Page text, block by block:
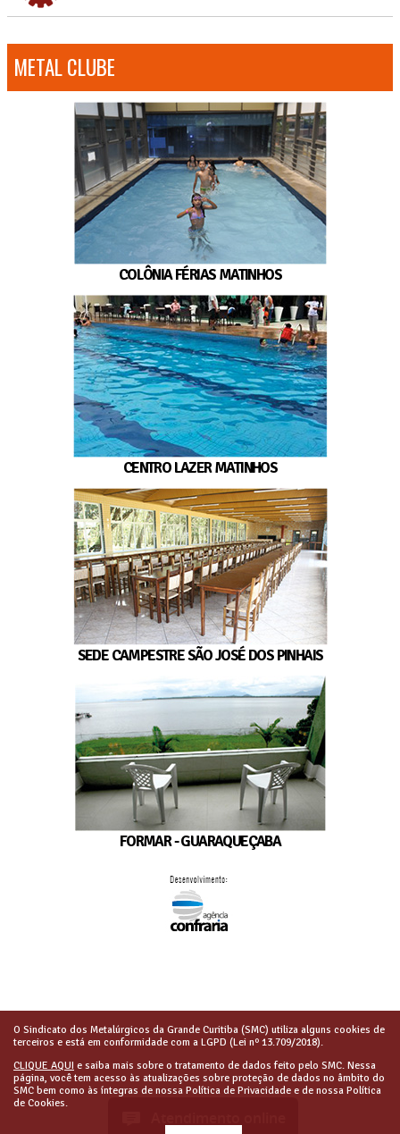
METAL CLUBE
COLÔNIA FÉRIAS MATINHOS
CENTRO LAZER MATINHOS
SEDE CAMPESTRE SÃO JOSÉ DOS PINHAIS
FORMAR - GUARAQUEÇABA
O Sindicato dos Metalúrgicos da Grande Curitiba (SMC) utiliza alguns cookies de
terceiros e está em conformidade com a LGPD (Lei nº 13.709/2018).
CLIQUE AQUI e saiba mais sobre o tratamento de dados feito pelo SMC. Nessa
página, você tem acesso às atualizações sobre proteção de dados no âmbito do
SMC bem como às íntegras de nossa Política de Privacidade e de nossa Política
de Cookies.